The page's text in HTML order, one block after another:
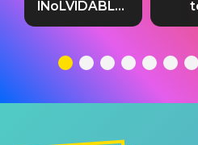
INoLVIDABLE”:
testo,
significato
del